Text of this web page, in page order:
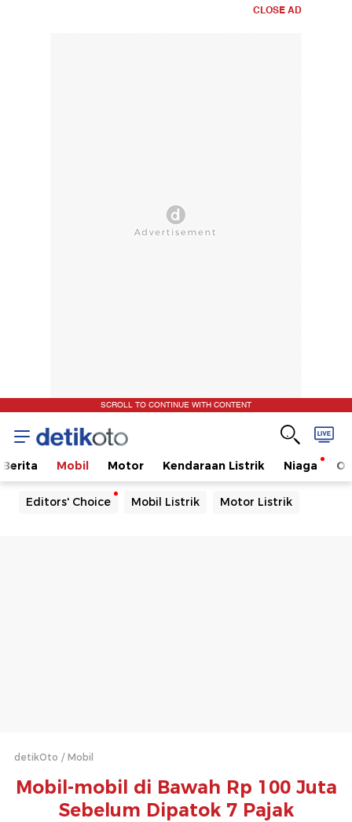
CLOSE AD
SCROLL TO CONTINUE WITH CONTENT
Berita Mobil Motor Kendaraan Listrik Niaga
Editors' Choice Mobil Listrik Motor Listrik
detikOto Mobil
Mobil-mobil di Bawah Rp 100 Juta
Sebelum Dipatok 7 Pajak